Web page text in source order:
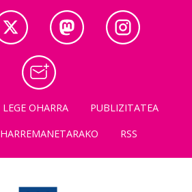
LEGE OHARRA
PUBLIZITATEA
HARREMANETARAKO RSS